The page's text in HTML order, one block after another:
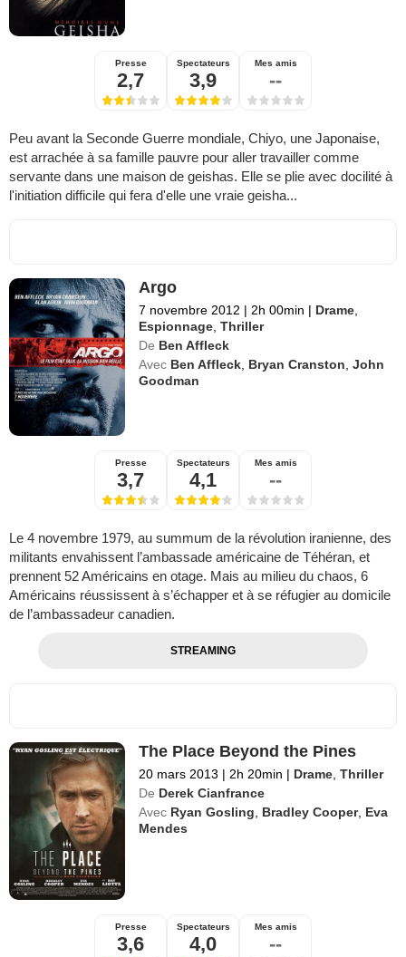
Presse
2,7
Spectateurs
3,9
Mes amis
--
Peu avant la Seconde Guerre mondiale, Chiyo, une Japonaise,
est arrachée à sa famille pauvre pour aller travailler comme
servante dans une maison de geishas. Elle se plie avec docilité à
l'initiation difficile qui fera d'elle une vraie geisha...
Argo
7 novembre 2012 | 2h 00min | Drame
Espionnage ,Thriller
De Ben Affleck
Avec Ben Affleck Bryan Cranston ,John
Goodman
Presse
3,7
Spectateurs
4,1
Mes amis
--
Le 4 novembre 1979, au summum de la révolution iranienne, des
militants envahissent l’ambassade américaine de Téhéran, et
prennent 52 Américains en otage. Mais au milieu du chaos, 6
Américains réussissent à s’échapper et à se réfugier au domicile
de l’ambassadeur canadien.
STREAMING
The Place Beyond the Pines
20 mars 2013 | 2h 20min | Drame ,Thriller
De Derek Cianfrance
Avec Ryan Gosling Bradley Cooper, Eva
Mendes
Presse
3,6
Spectateurs
4,0
Mes amis
--